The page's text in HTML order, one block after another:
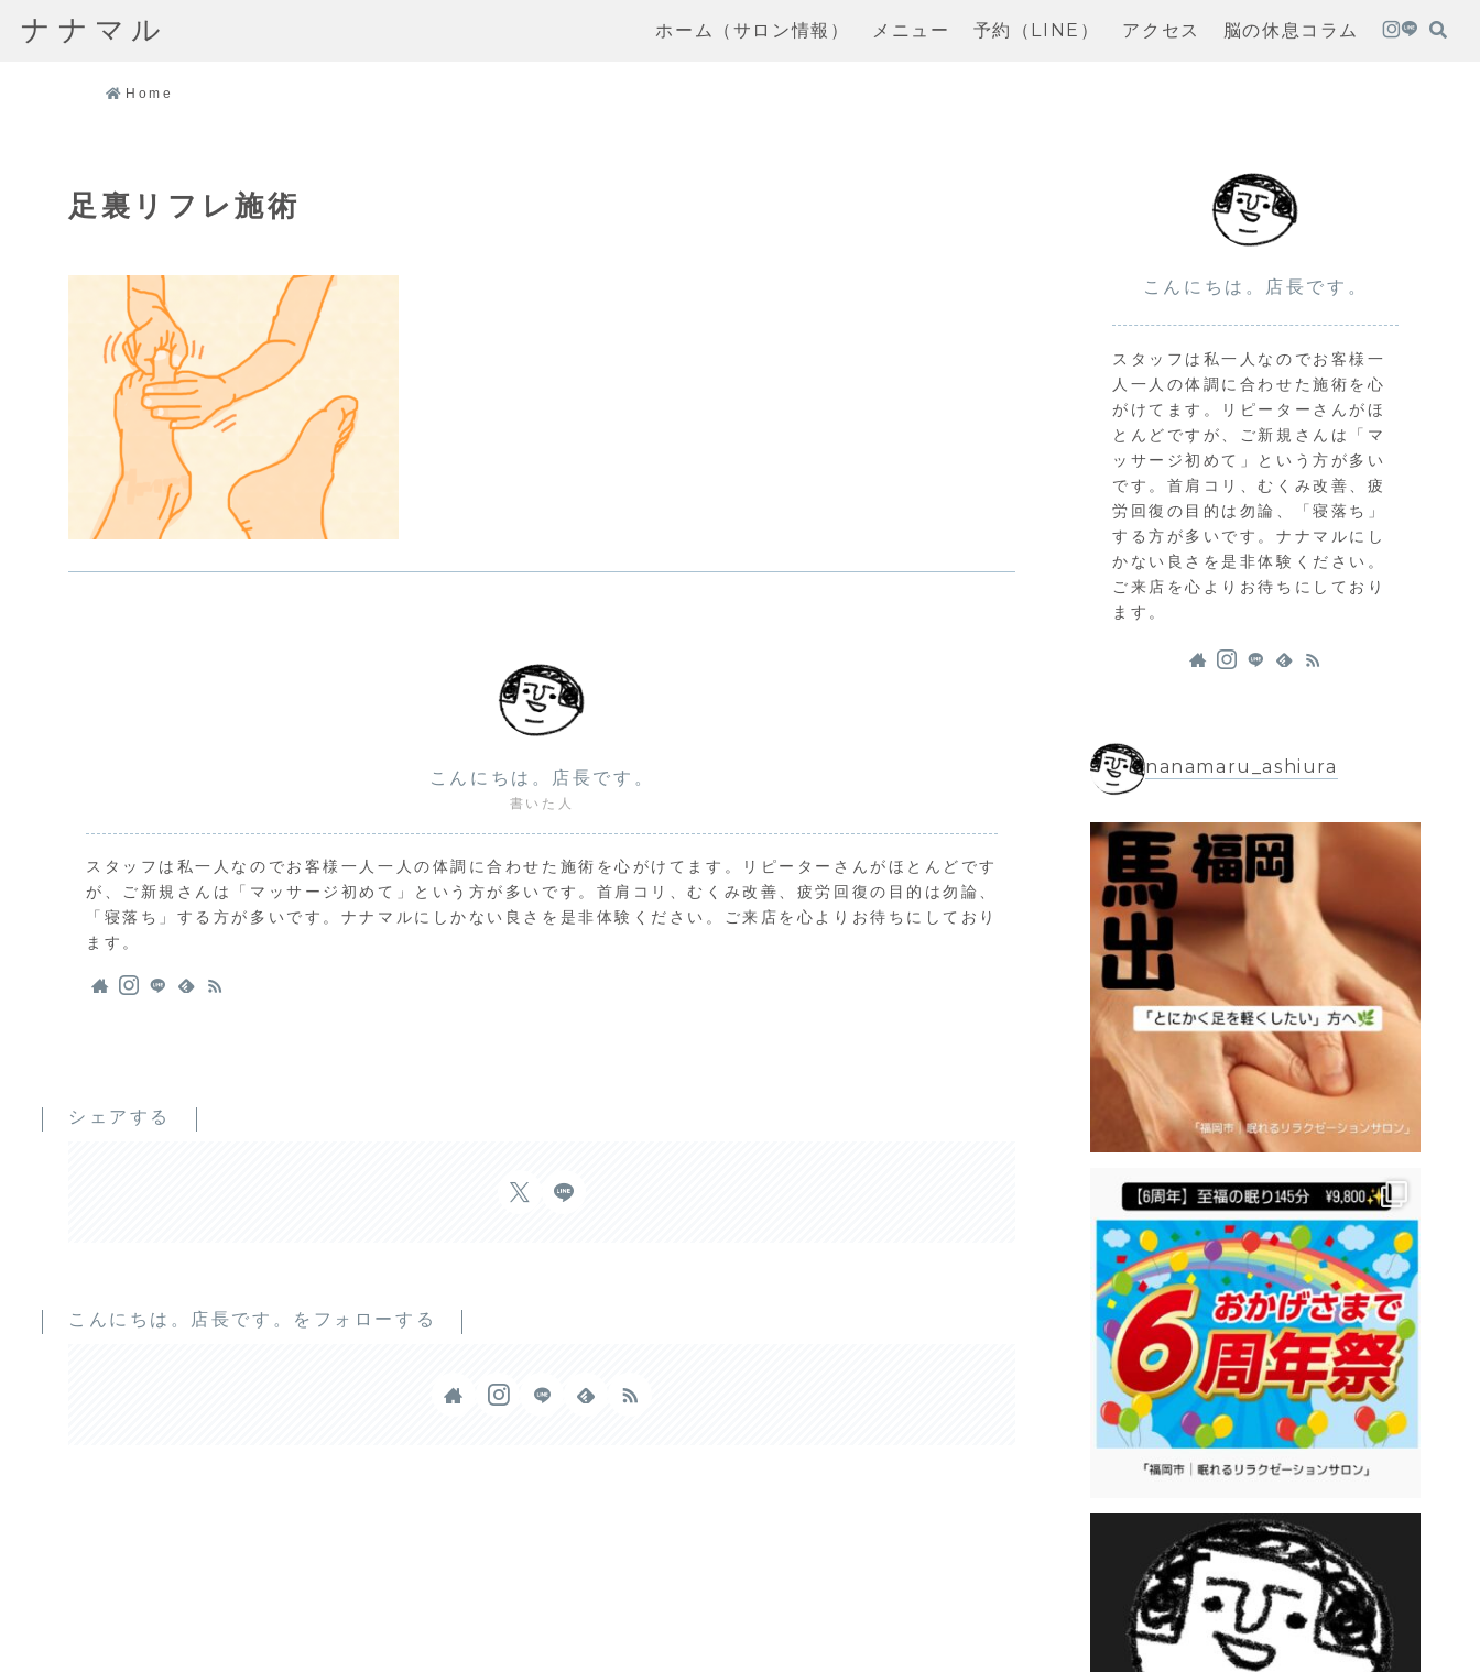
ナナマル ホーム（サロン情報） メニュー 予約（LINE） アクセス 脳の休息コラム
Home
足裏リフレ施術
こんにちは。店長です。
書いた人
スタッフは私一人なのでお客様一人一人の体調に合わせた施術を心がけてます。リピーターさんがほとんどです
が、ご新規さんは「マッサージ初めて」という方が多いです。首肩コリ、むくみ改善、疲労回復の目的は勿論、
「寝落ち」する方が多いです。ナナマルにしかない良さを是非体験ください。ご来店を心よりお待ちにしており
ます。
シェアする
こんにちは。店長です。をフォローする
こんにちは。店長です。
スタッフは私一人なのでお客様一
人一人の体調に合わせた施術を心
がけてます。リピーターさんがほ
とんどですが、ご新規さんは「マ
ッサージ初めて」という方が多い
です。首肩コリ、むくみ改善、疲
労回復の目的は勿論、「寝落ち」
する方が多いです。ナナマルにし
かない良さを是非体験ください。
ご来店を心よりお待ちにしており
ます。
nanamaru_ashiura